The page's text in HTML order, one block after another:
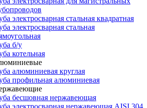
электросварная стальная квадратная
электросварная стальная
б/у
котельная
алюминиевая круглая
профильная алюминиевая
бесшовная нержавеющая
электросварная нержавеющая AISI 304